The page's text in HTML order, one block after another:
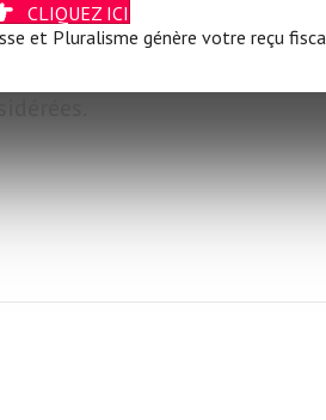
embrouilles » au sein des
CLIQUEZ ICI
et Pluralisme génère votre reçu